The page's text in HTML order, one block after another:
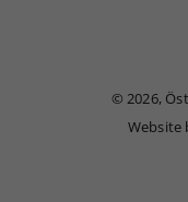
©2026,
Website